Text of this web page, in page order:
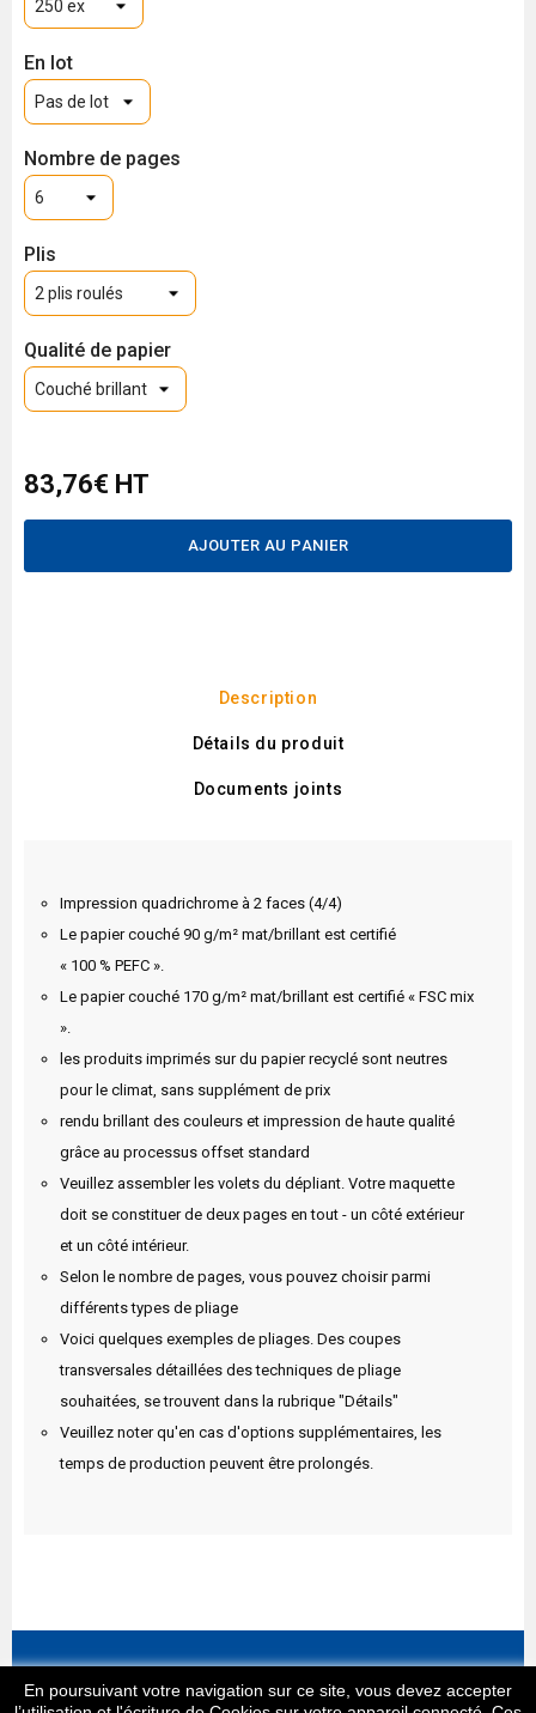
En lot
Nombre de pages
Plis
Qualité de papier
83,76€ HT
AJOUTER AU PANIER
Description
Détails du produit
Documents joints
Impression quadrichrome à 2 faces (4/4)
Le papier couché 90 g/m² mat/brillant est certifié
« 100 % PEFC ».
Le papier couché 170 g/m² mat/brillant est certifié « FSC mix
».
les produits imprimés sur du papier recyclé sont neutres
pour le climat, sans supplément de prix
rendu brillant des couleurs et impression de haute qualité
grâce au processus offset standard
Veuillez assembler les volets du dépliant. Votre maquette
doit se constituer de deux pages en tout - un côté extérieur
et un côté intérieur.
Selon le nombre de pages, vous pouvez choisir parmi
différents types de pliage
Voici quelques exemples de pliages. Des coupes
transversales détaillées des techniques de pliage
souhaitées, se trouvent dans la rubrique "Détails"
Veuillez noter qu'en cas d'options supplémentaires, les
temps de production peuvent être prolongés.
Informations
En poursuivant votre navigation sur ce site, vous devez accepter